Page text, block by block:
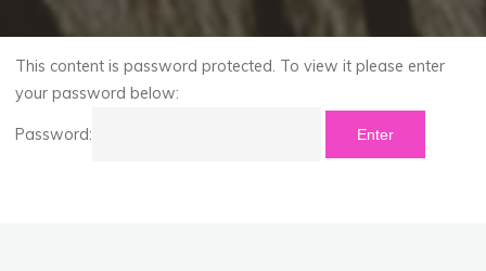
This content is password protected. To view it please enter
your password below:
Password: